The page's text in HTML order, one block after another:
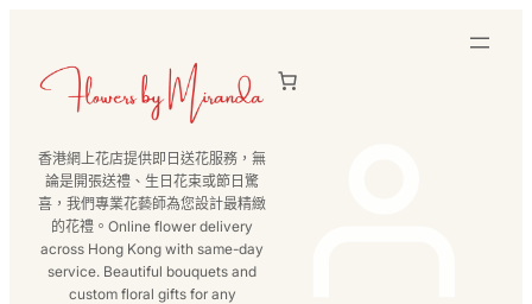
香港網上花店提供即日送花服務，無
論是開張送禮、生日花束或節日驚
喜，我們專業花藝師為您設計最精緻
的花禮。Online flower delivery
across Hong Kong with same-day
service. Beautiful bouquets and
custom floral gifts for any